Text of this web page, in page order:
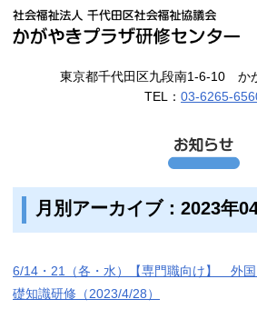
東京都千代田区九段南1-6-10 か
TEL： 03-6265-
月別アーカイブ：2023年
6/14・21（各・水）【専門職向け】 外
礎知識研修（2023/4/28）